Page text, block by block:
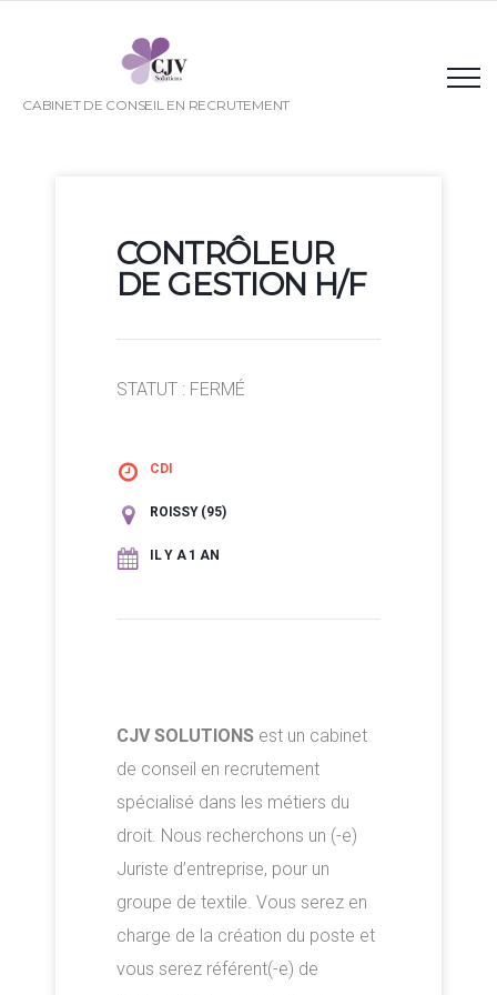
CABINET DE CONSEIL EN RECRUTEMENT
CONTRÔLEUR
DE GESTION H/F
STATUT : FERMÉ
CDI
ROISSY (95)
IL Y A 1 AN
CJV SOLUTIONS est un cabinet
de conseil en recrutement
spécialisé dans les métiers du
droit. Nous recherchons un (-e)
Juriste d’entreprise, pour un
groupe de textile. Vous serez en
charge de la création du poste et
vous serez référent(-e) de